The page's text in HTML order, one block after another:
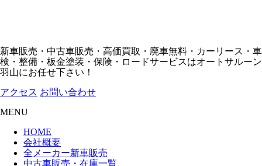
新車販売・中古車販売・高価買取・廃車無料・カーリース・車
検・整備・板金塗装・保険・ロードサービスはオートサルーン
羽山にお任せ下さい！
アクセス お問い合わせ
MENU
HOME
会社概要
全メーカー新車販売
中古車販売・在庫一覧